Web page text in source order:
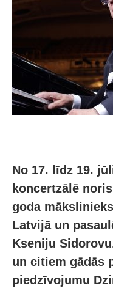
No 17. līdz 19.
koncertzālē
goda
Latvijā un
Kseniju
un citiem gādās
piedzīvojumu